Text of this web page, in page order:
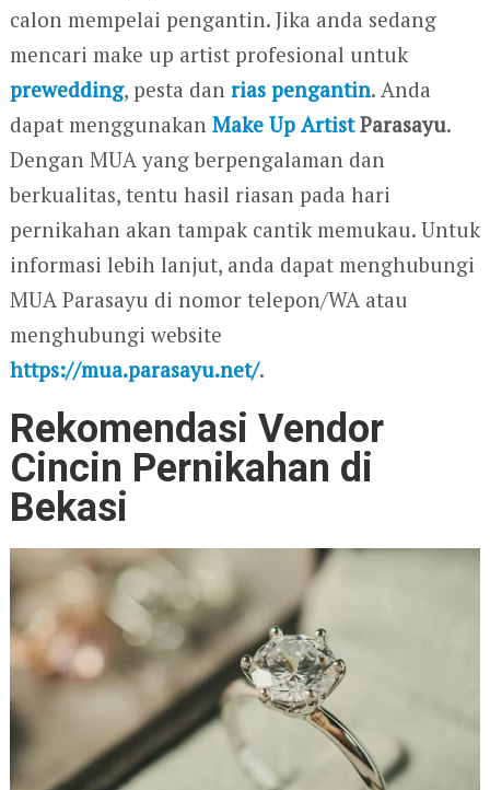
calon mempelai pengantin. Jika anda sedang
mencari make up artist profesional untuk
prewedding, pesta dan rias pengantin. Anda
dapat menggunakan Make Up ArtistParasayu.
Dengan MUA yang berpengalaman dan
berkualitas, tentu hasil riasan pada hari
pernikahan akan tampak cantik memukau. Untuk
informasi lebih lanjut, anda dapat menghubungi
MUA Parasayu di nomor telepon/WA atau
menghubungi website
https://mua.parasayu.net/.
Rekomendasi Vendor
Cincin Pernikahan di
Bekasi